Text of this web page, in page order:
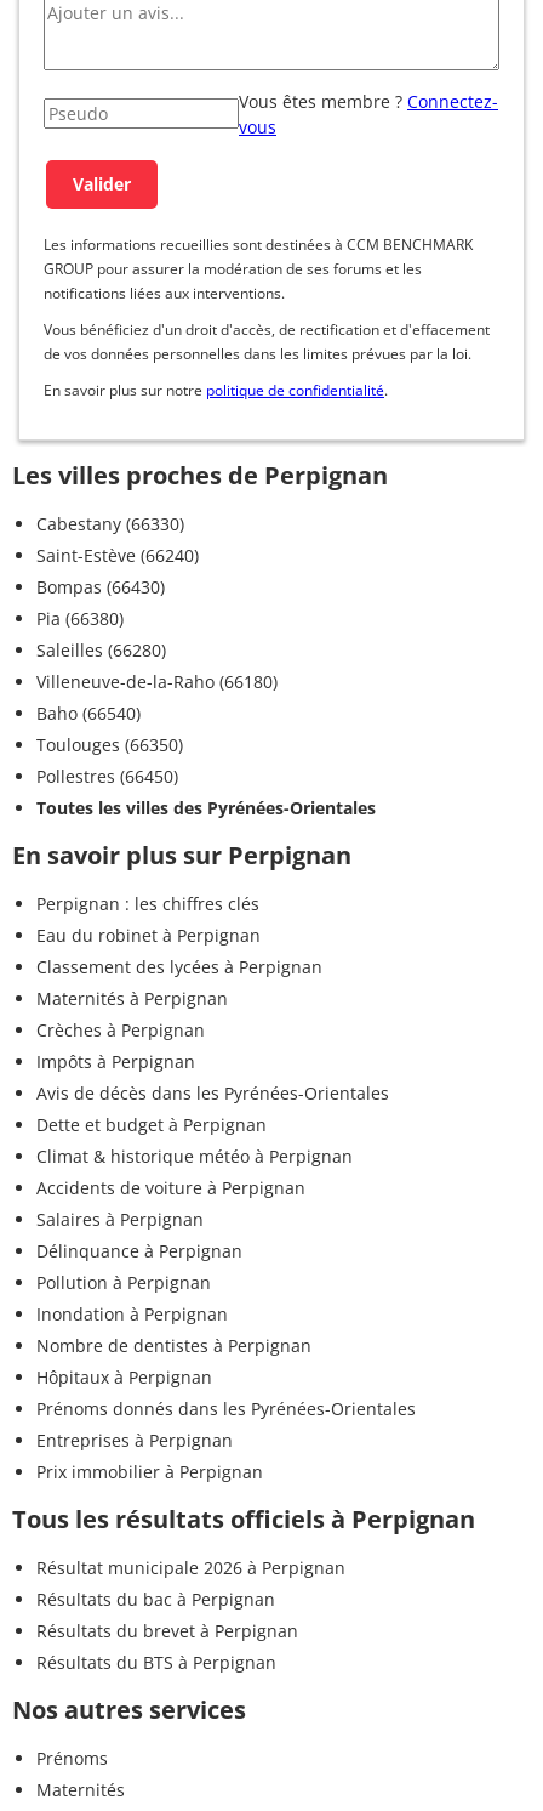
Vous êtes membre ? Connectez-
vous
Les informations recueillies sont destinées à CCM BENCHMARK
GROUP pour assurer la modération de ses forums et les
notifications liées aux interventions.
Vous bénéficiez d'un droit d'accès, de rectification et d'effacement
de vos données personnelles dans les limites prévues par la loi.
En savoir plus sur notre politique de confidentialité.
Les villes proches de Perpignan
Cabestany (66330)
Saint-Estève (66240)
Bompas (66430)
Pia (66380)
Saleilles (66280)
Villeneuve-de-la-Raho (66180)
Baho (66540)
Toulouges (66350)
Pollestres (66450)
Toutes les villes des Pyrénées-Orientales
En savoir plus sur Perpignan
Perpignan : les chiffres clés
Eau du robinet à Perpignan
Classement des lycées à Perpignan
Maternités à Perpignan
Crèches à Perpignan
Impôts à Perpignan
Avis de décès dans les Pyrénées-Orientales
Dette et budget à Perpignan
Climat & historique météo à Perpignan
Accidents de voiture à Perpignan
Salaires à Perpignan
Délinquance à Perpignan
Pollution à Perpignan
Inondation à Perpignan
Nombre de dentistes à Perpignan
Hôpitaux à Perpignan
Prénoms donnés dans les Pyrénées-Orientales
Entreprises à Perpignan
Prix immobilier à Perpignan
Tous les résultats officiels à Perpignan
Résultat municipale 2026 à Perpignan
Résultats du bac à Perpignan
Résultats du brevet à Perpignan
Résultats du BTS à Perpignan
Nos autres services
Prénoms
Maternités